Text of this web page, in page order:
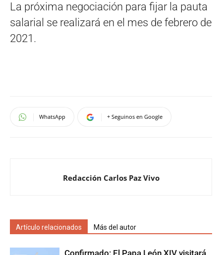
La próxima negociación para fijar la pauta
salarial se realizará en el mes de febrero de
2021.
WhatsApp + Seguinos en Google
Redacción Carlos Paz Vivo
Artículo relacionados Más del autor
Confirmado: El Papa León XIV visitará